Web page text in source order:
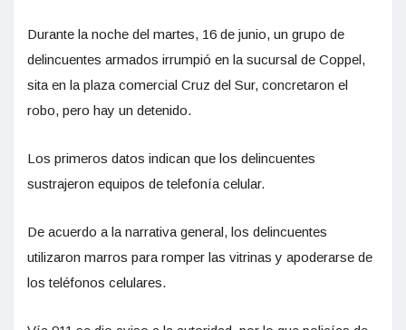
Durante la noche del martes, 16 de junio, un grupo de
delincuentes armados irrumpió en la sucursal de Coppel,
sita en la plaza comercial Cruz del Sur, concretaron el
robo, pero hay un detenido.
Los primeros datos indican que los delincuentes
sustrajeron equipos de telefonía celular.
De acuerdo a la narrativa general, los delincuentes
utilizaron marros para romper las vitrinas y apoderarse de
los teléfonos celulares.